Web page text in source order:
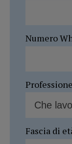
Numero
Professione
Fascia di